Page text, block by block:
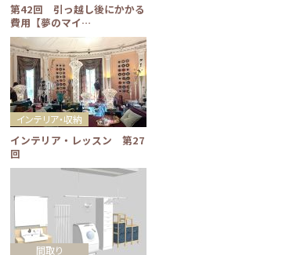
第42回 引っ越し後にかかる
費用【夢のマイ…
インテリア・レッスン 第27
回
インテリア・収納
間取り